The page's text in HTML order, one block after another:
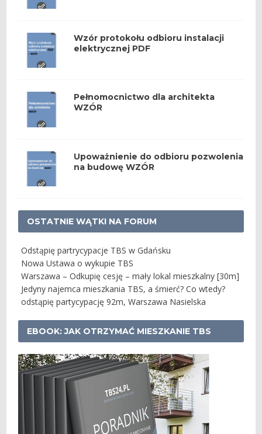
Wzór protokołu odbioru instalacji
elektrycznej PDF
Pełnomocnictwo dla architekta
WZÓR
Upoważnienie do odbioru pozwolenia
na budowę WZÓR
OSTATNIE WĄTKI NA FORUM
Odstąpię partrycypacje TBS w Gdańsku
Nowa Ustawa o wykupie TBS
Warszawa – Odkupię cesję – mały lokal mieszkalny [30m]
Jedyny najemca mieszkania TBS, a śmierć? Co wtedy?
odstąpię partycypację 92m, Warszawa Nasielska
EBOOK: JAK OTRZYMAĆ MIESZKANIE TBS